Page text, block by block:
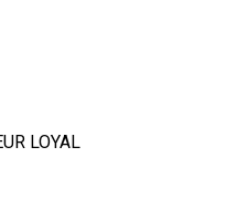
LOYAL